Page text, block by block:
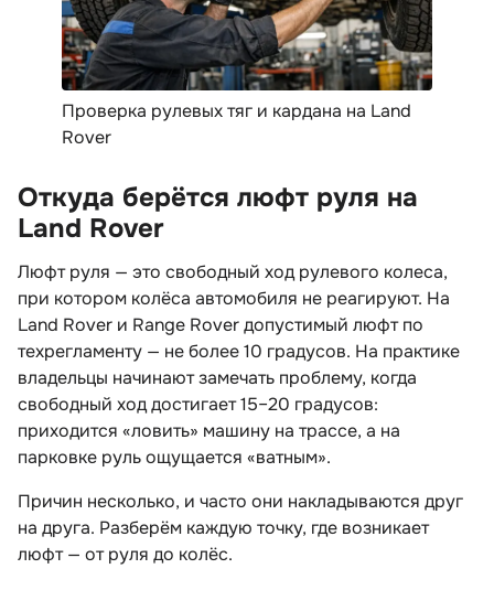
Проверка рулевых тяг и кардана на Land
Rover
Откуда берётся люфт руля на
Land Rover
Люфт руля — это свободный ход рулевого колеса,
при котором колёса автомобиля не реагируют. На
Land Rover и Range Rover допустимый люфт по
техрегламенту — не более 10 градусов. На практике
ладельцы начинают замечать проблему, когда
свободный ход достигает 15–20 градусов:
приходится «ловить» машину на трассе, а на
парковке руль ощущается «ватным».
Причин несколько, и часто они накладываются дру
на друга. Разберём каждую точку, где возникает
люфт — от руля до колёс.